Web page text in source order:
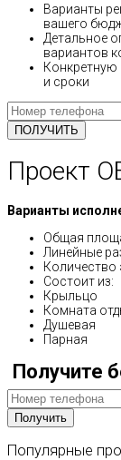
Варианты
вашего
Детальное
вариантов
Конкретную
и сроки
Проект
Варианты
Общая
Линейные
Количество
Состоит из:
Крыльцо
Комната
Душевая
Парная
Получите
Популярные